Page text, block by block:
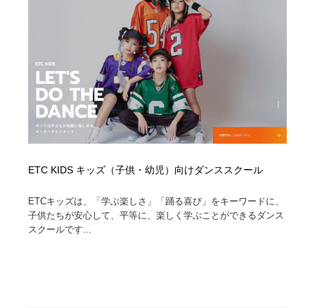
ETC KIDS キッズ（子供・幼児）向けダンススクール
ETCキッズは、「学ぶ楽しさ」「踊る喜び」をキーワードに、
子供たちが安心して、平等に、楽しく学ぶことができるダンス
スクールです...